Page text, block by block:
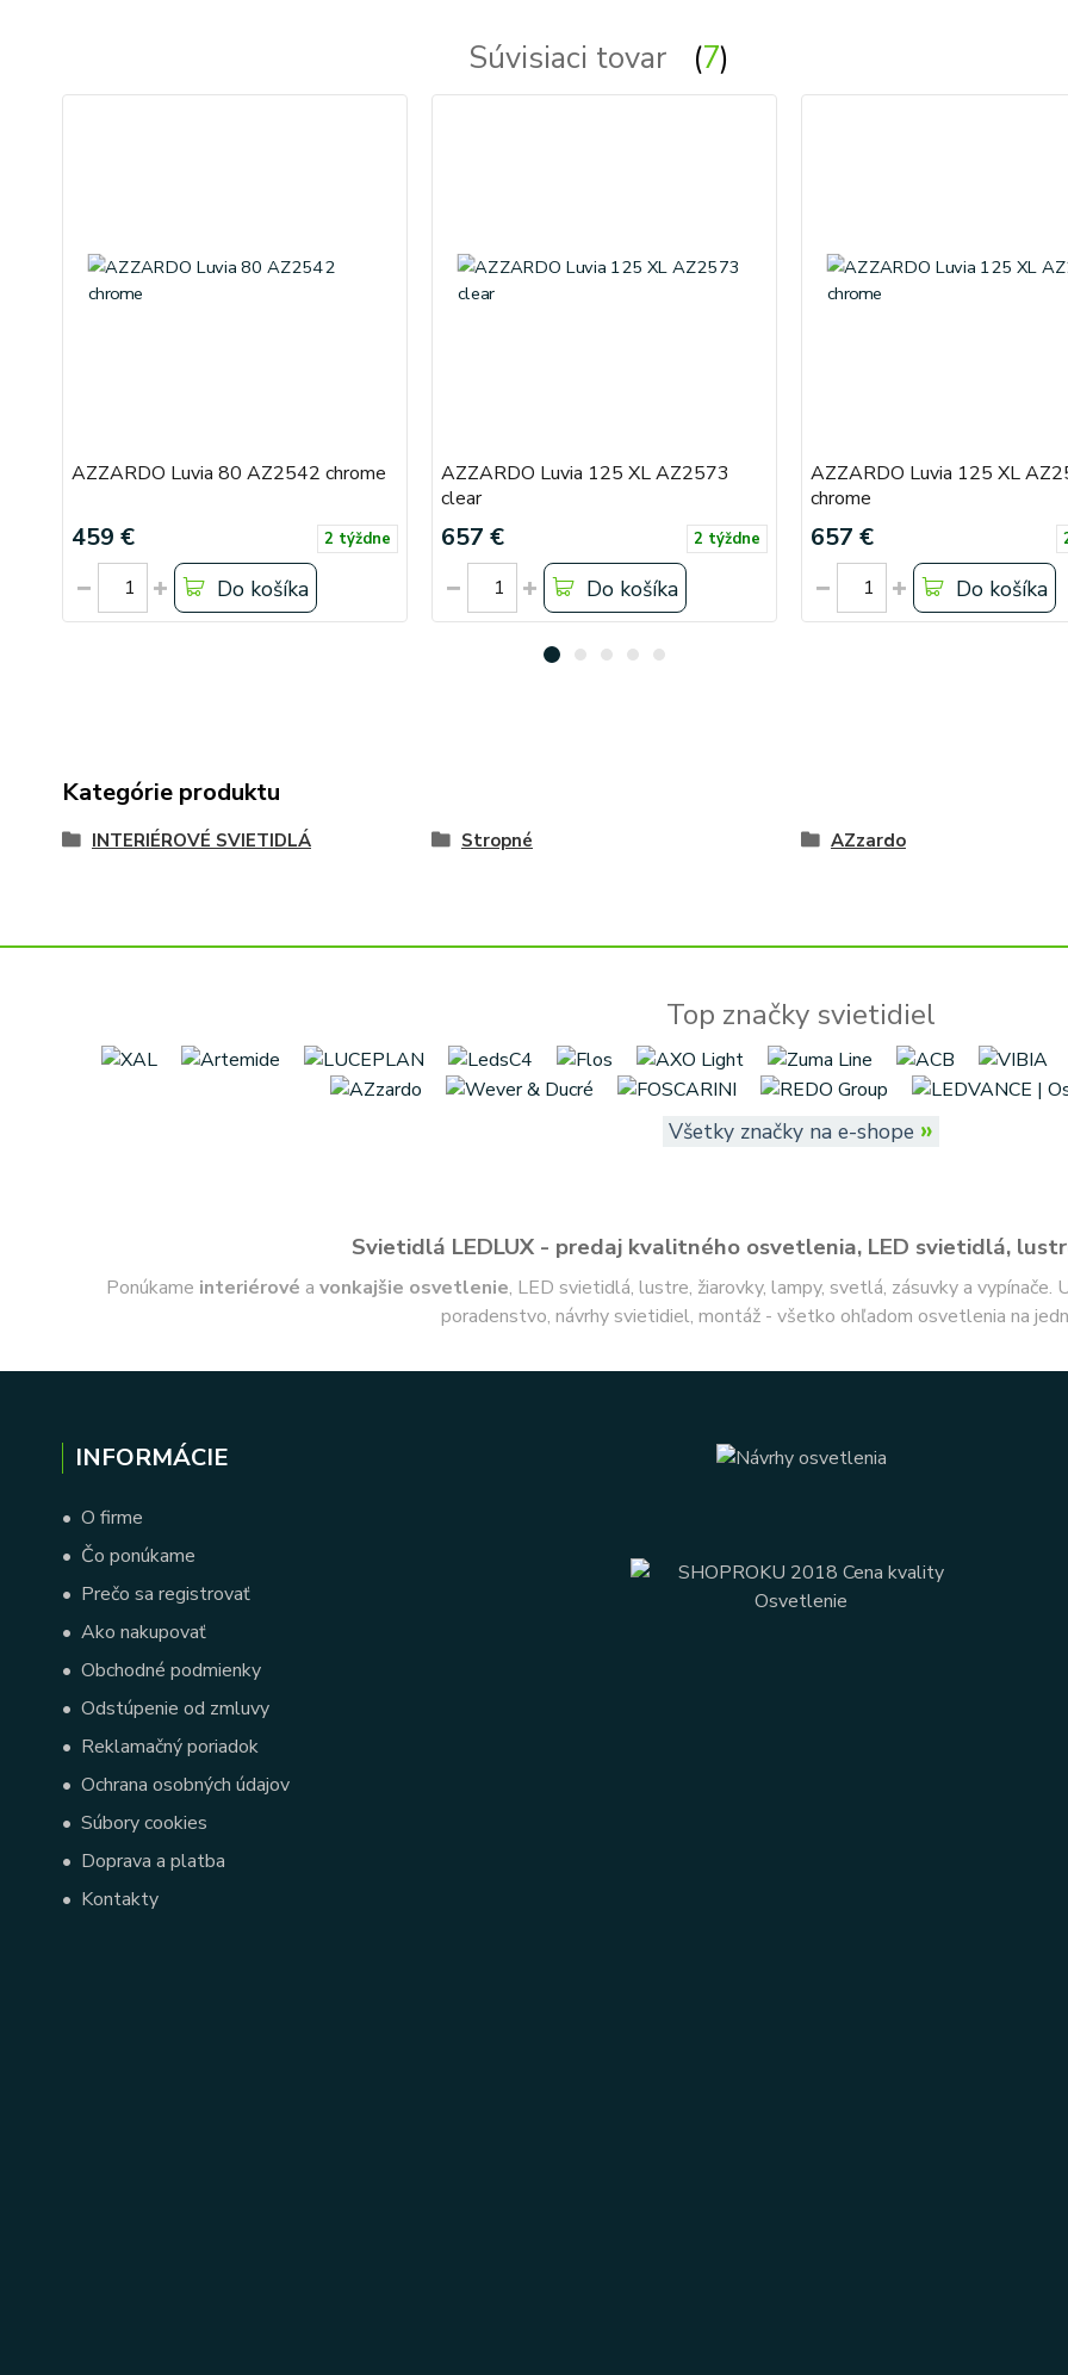
Súvisiaci tovar 7
AZZARDO Luvia 80 AZ2542 chrome
459 € 2 týždne
Do košíka
AZZARDO Luvia 125 XL AZ2573
clear
657 € 2 týždne
Do košíka
AZZARDO Luvia 125 XL
chrome
657 €
Do košíka
Kategórie produktu
INTERIÉROVÉ SVIETIDLÁ Stropné AZzardo
Top značky svietidiel
Všetky značky na e-shope »
Svietidlá LEDLUX - predaj kvalitného osvetlenia, LED svietidlá,
Ponúkame interiérové a vonkajšie osvetlenie, LED svietidlá, lustre, žiarovky, lampy, svetlá, zásuvky a
poradenstvo, návrhy svietidiel, montáž - všetko ohľadom osvetlenia na
INFORMÁCIE
• O firme
• Čo ponúkame
• Prečo sa registrovať
• Ako nakupovať
• Obchodné podmienky
• Odstúpenie od zmluvy
• Reklamačný poriadok
• Ochrana osobných údajov
• Súbory cookies
• Doprava a platba
• Kontakty